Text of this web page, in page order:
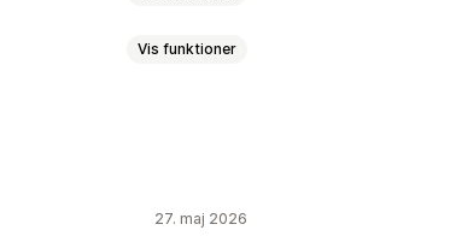
Vis funktioner
27. maj 2026